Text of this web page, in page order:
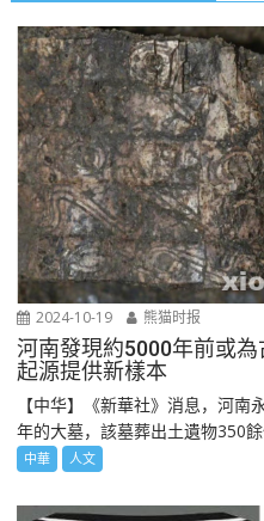
2024-10-19 熊猫时报
河南發現約5000年前或
起源提供新樣本
【中华】《新華社》消息，河
年的大墓，該墓葬出土遺物350餘
中華 人文